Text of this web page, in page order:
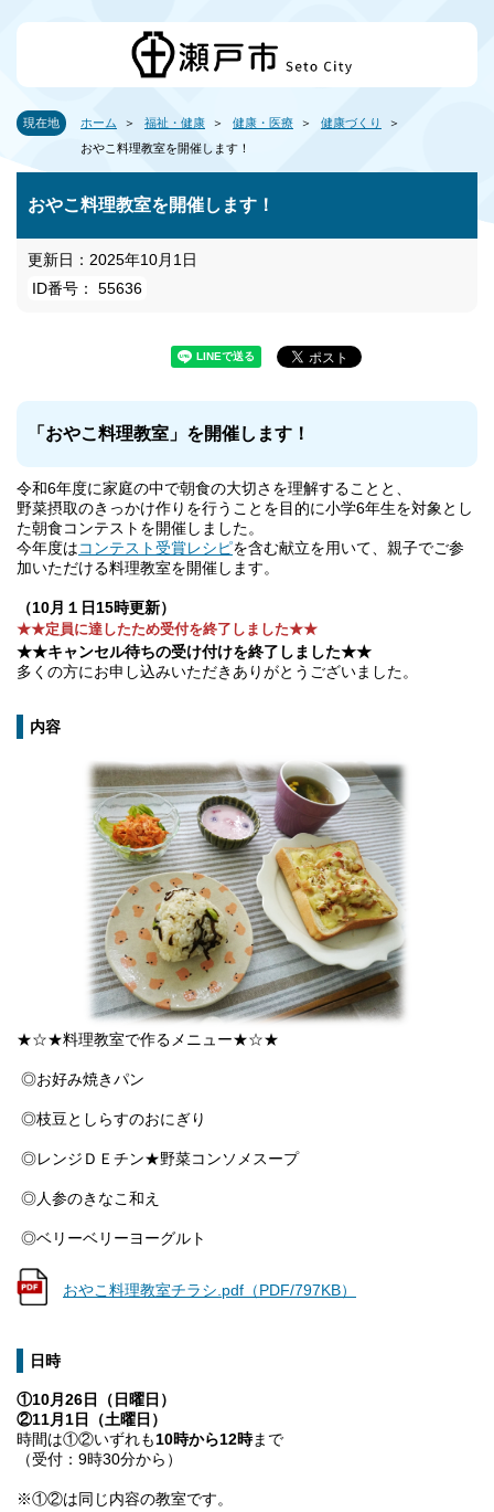
現在地 ホーム 福祉・健康 健康・医療
健康づくり
おやこ料理教室を開催します！
おやこ料理教室を開催します！
更新日：2025年10月1日
ID番号： 55636
「おやこ料理教室」を開催します！
令和6年度に家庭の中で朝食の大切さを理解することと、
野菜摂取のきっかけ作りを行うことを目的に小学6年生を対象とし
た朝食コンテストを開催しました。
今年度はコンテスト受賞レシピを含む献立を用いて、親子でご参
加いただける料理教室を開催します。
（10月１日15時更新）
★★定員に達したため受付を終了しました★★
★★キャンセル待ちの受け付けを終了しました★★
多くの方にお申し込みいただきありがとうございました。
内容
★☆★料理教室で作るメニュー★☆★
◎お好み焼きパン
◎枝豆としらすのおにぎり
◎レンジＤＥチン★野菜コンソメスープ
◎人参のきなこ和え
◎ベリーベリーヨーグルト
おやこ料理教室チラシ.pdf（PDF/797KB）
日時
①10月26日（日曜日）
②11月1日（土曜日）
時間は①②いずれも10時から12時まで
（受付：9時30分から）
※①②は同じ内容の教室です。